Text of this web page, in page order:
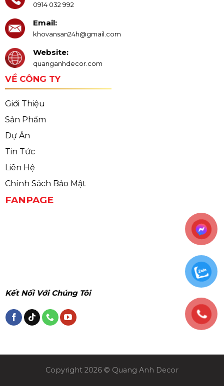
0914 032 992
Email:
khovansan24h@gmail.com
Website:
quanganhdecor.com
VỀ CÔNG TY
Giới Thiệu
Sản Phẩm
Dự Án
Tin Tức
Liên Hệ
Chính Sách Bảo Mật
FANPAGE
Kết Nối Với Chúng Tôi
Copyright 2026 © Quang Anh Decor